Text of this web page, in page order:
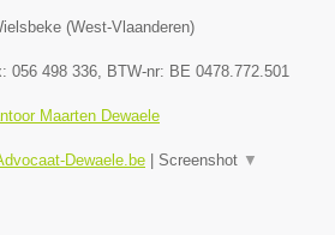
(West-Vlaanderen)
056 498 336 , BTW-nr: BE 0478.772.501
Maarten Dewaele
Dewaele.be | Screenshot ▼